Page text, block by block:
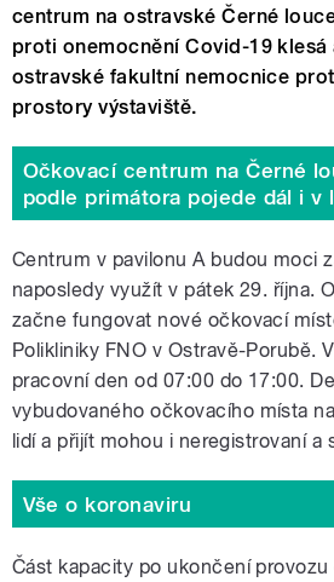
centrum na ostravské Černé
proti onemocnění Covid-19 klesá
ostravské fakultní nemocnice
prostory výstaviště.
Očkovací centrum na Černé
podle primátora pojede dál i v
Centrum v pavilonu A budou moci
naposledy využít v pátek 29. října.
začne fungovat nové očkovací
Polikliniky FNO v Ostravě-Porubě.
pracovní den od 07:00 do 17:00.
vybudovaného očkovacího místa
lidí a přijít mohou i neregistrovaní a
Vše o koronaviru
Část kapacity po ukončení